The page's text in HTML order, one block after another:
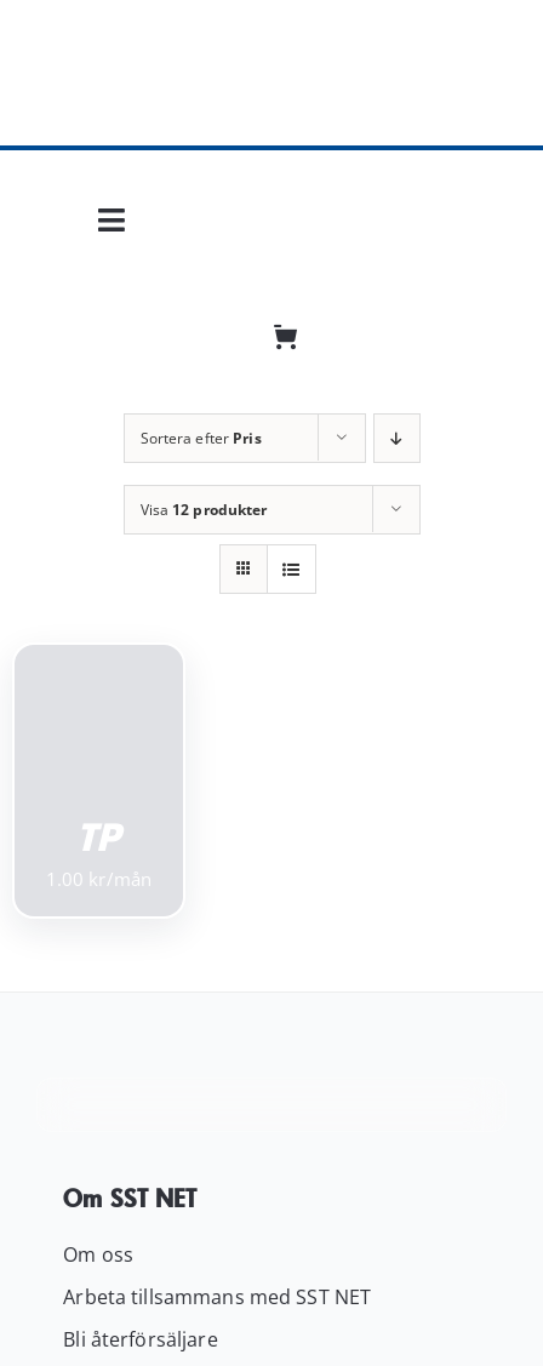
Toggle
Jobba hos oss
Bli återförsäljare
Varukorg
Sortera efter Pris
Visa 12 produkter
TP
1.00
Om SST NET
Om oss
Arbeta tillsammans med SST NET
Bli återförsäljare